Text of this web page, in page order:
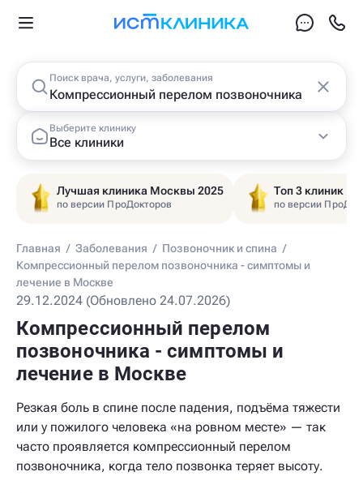
Поиск врача, услуги, заболевания
Выберите клинику
Все клиники
Лучшая клиника Москвы 2025
по версии ПроДокторов
Топ 3 клиник
по версии
Главная / Заболевания / Позвоночник и спина /
Компрессионный перелом позвоночника - симптомы и
лечение в Москве
29.12.2024 (Обновлено 24.07.2026)
Компрессионный перелом
позвоночника - симптомы и
лечение в Москве
Резкая боль в спине после падения, подъёма тяжести
или у пожилого человека «на ровном месте» — так
часто проявляется компрессионный перелом
позвоночника, когда тело позвонка теряет высоту.